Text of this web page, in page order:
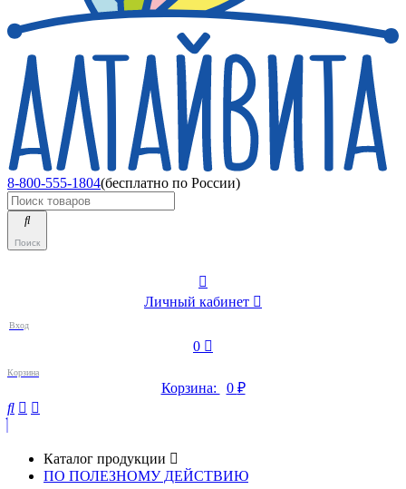
8-800-555-1804(бесплатно по России)
Поиск
Личный кабинет
Вход
0
Корзина
Корзина: 0 ₽
Каталог продукции
ПО ПОЛЕЗНОМУ ДЕЙСТВИЮ